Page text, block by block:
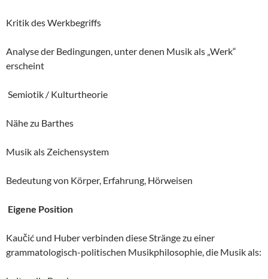
Kritik des Werkbegriffs
Analyse der Bedingungen, unter denen Musik als „Werk“
erscheint
Semiotik / Kulturtheorie
Nähe zu Barthes
Musik als Zeichensystem
Bedeutung von Körper, Erfahrung, Hörweisen
Eigene Position
Kaučić und Huber verbinden diese Stränge zu einer
grammatologisch-politischen Musikphilosophie, die Musik als: